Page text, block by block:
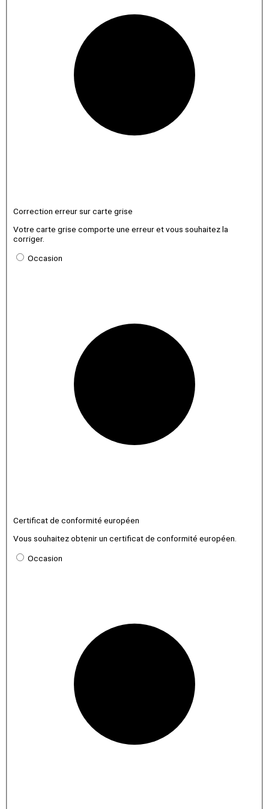
Correction erreur sur carte grise
Votre carte grise comporte une erreur et vous souhaitez la
corriger.
Occasion
Certificat de conformité européen
Vous souhaitez obtenir un certificat de conformité européen.
Occasion